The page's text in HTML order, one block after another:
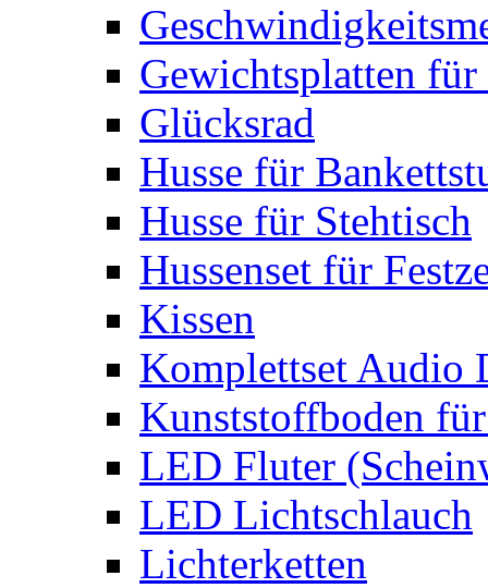
Gewichtsplatten für
Glücksrad
Husse für
Husse für Stehtisch
Hussenset für
Kissen
Komplettset Audio
Kunststoffboden
LED Fluter
LED Lichtschlauch
Lichterketten